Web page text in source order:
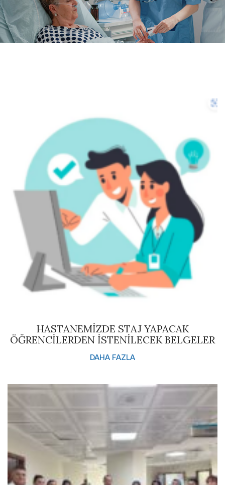
HASTANEMİZDE STAJ YAPACAK
ÖĞRENCİLERDEN İSTENİLECEK BELGELER
DAHA FAZLA